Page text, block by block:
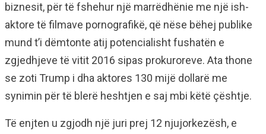
biznesit, për të fshehur një marrëdhënie me një ish-
aktore të filmave pornografikë, që nëse bëhej publike
mund t’i dëmtonte atij potencialisht fushatën e
zgjedhjeve të vitit 2016 sipas prokuroreve. Ata thone
se zoti Trump i dha aktores 130 mijë dollarë me
synimin për të blerë heshtjen e saj mbi këtë çështje.
Të enjten u zgjodh një juri prej 12 njujorkezësh, e